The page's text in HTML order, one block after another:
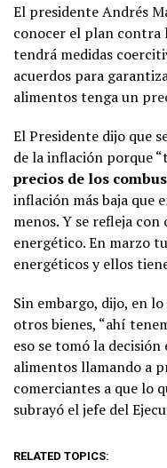
El presidente Andrés
conocer el plan contra
tendrá medidas
acuerdos para
alimentos tenga un
El Presidente dijo que
de la inflación porque
precios de los
inflación más baja que
menos. Y se refleja
energético. En marzo
energéticos y ellos
Sin embargo, dijo, en
otros bienes, “ahí
eso se tomó la
alimentos llamando a
comerciantes a que lo
subrayó el jefe del
RELATED TOPICS: